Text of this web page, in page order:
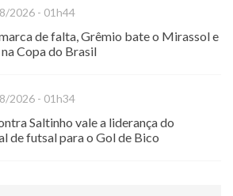
2026 - 01h44
de falta, Grêmio bate o Mirassol e
Copa do Brasil
2026 - 01h34
Saltinho vale a liderança do
de futsal para o Gol de Bico